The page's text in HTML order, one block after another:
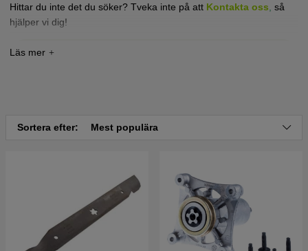
Hittar du inte det du söker? Tveka inte på att Kontakta oss, så
hjälper vi dig!
Tryck här för sprängskiss och reservdelslista till
Sortera efter: Mest populära